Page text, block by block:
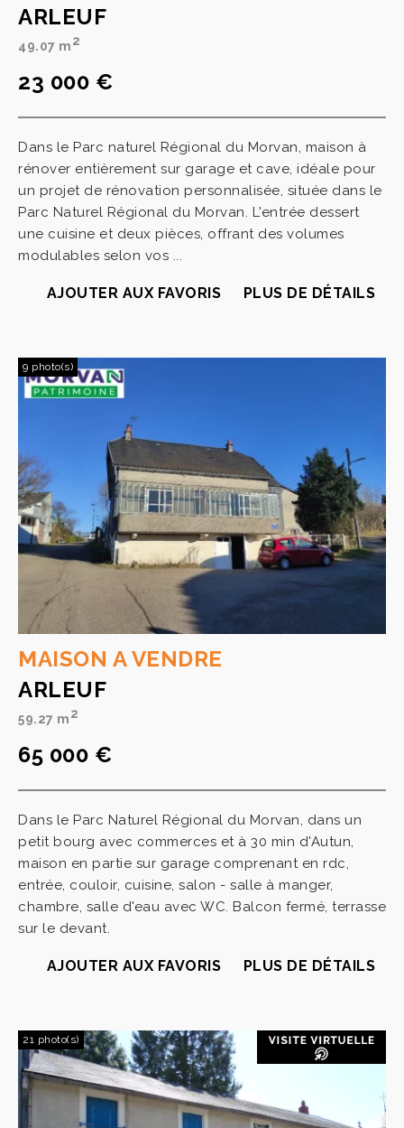
ARLEUF
49.07 m2
23 000 €
Dans le Parc naturel Régional du Morvan, maison à
rénover entièrement sur garage et cave, idéale pour
un projet de rénovation personnalisée, située dans le
Parc Naturel Régional du Morvan. L'entrée dessert
une cuisine et deux pièces, offrant des volumes
modulables selon vos ...
AJOUTER AUX FAVORIS PLUS DE DÉTAILS
9 photo(s)
MAISON A VENDRE
ARLEUF
59.27 m2
65 000 €
Dans le Parc Naturel Régional du Morvan, dans un
petit bourg avec commerces et à 30 min d'Autun,
maison en partie sur garage comprenant en rdc,
entrée, couloir, cuisine, salon - salle à manger,
chambre, salle d'eau avec WC. Balcon fermé, terrasse
sur le devant.
AJOUTER AUX FAVORIS PLUS DE DÉTAILS
21 photo(s)